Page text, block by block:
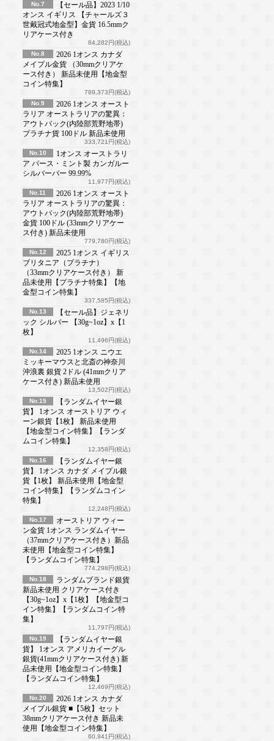
No.7
【セール品】2023 1/10
オンス イギリス 【チャールズ３
世戴冠式地金型】金貨 16.5mmク
リアケース付き
84,282円(税込)
No.8
2026 1オンス カナダ
メイプル金貨 （30mmクリアケ
ース付き） 新品未使用【地金型
コイン特集】
789,373円(税込)
No.9
2026 1オンス オースト
ラリア オーストラリアの驚異：
アウトバック(内陸部荒野地帯)
プラチナ貨 100ドル 新品未使用
333,721円(税込)
No.10
1オンス オーストラリ
ア パース・ミント製 カンガルー
シルバーバー 99.99%
11,977円(税込)
No.11
2026 1オンス オースト
ラリア オーストラリアの驚異：
アウトバック(内陸部荒野地帯)
金貨 100ドル (33mmクリアケー
ス付き) 新品未使用
779,780円(税込)
No.12
2025 1オンス イギリス
ブリタニア（プラチナ）
（33mmクリアケース付き） 新
品未使用【プラチナ特集】【地
金型コイン特集】
337,585円(税込)
No.13
【セール品】ジェネリ
ック シルバー 【30g~1oz】x【1
枚】
11,496円(税込)
No.14
2025 1オンス ニウエ
ミッキーマウスと北斎の神奈川
沖浪裏 銀貨 2ドル (41mmクリア
ケース付き) 新品未使用
13,502円(税込)
No.15
【ランダムイヤー銀
貨】 1オンス オーストリア ウィ
ーン銀貨【1枚】 新品未使用
【地金型コイン特集】【ランダ
ムコイン特集】
12,358円(税込)
No.16
【ランダムイヤー銀
貨】 1オンス カナダ メイプル銀
貨【1枚】 新品未使用【地金型
コイン特集】【ランダムコイン
特集】
12,248円(税込)
No.17
オーストリア ウィー
ン金貨 1オンス ランダムイヤー
（37mmクリアケース付き）新品
未使用【地金型コイン特集】
【ランダムコイン特集】
774,298円(税込)
No.18
ランダムブランド銀貨
新品未使用 クリアケース付き
【30g~1oz】x【1枚】【地金型コ
イン特集】【ランダムコイン特
集】
11,797円(税込)
No.19
【ランダムイヤー銀
貨】 1オンス アメリカイーグル
銀貨(41mmクリアケース付き) 新
品未使用【地金型コイン特集】
【ランダムコイン特集】
12,469円(税込)
No.20
2026 1オンス カナダ
メイプル銀貨 ■【5枚】セット
38mmクリアケース付き 新品未
使用【地金型コイン特集】
60,941円(税込)